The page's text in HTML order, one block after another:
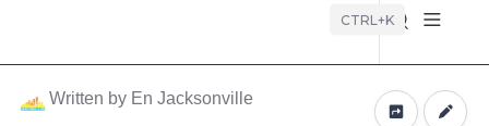
CTRL+K
Written by En Jacksonville